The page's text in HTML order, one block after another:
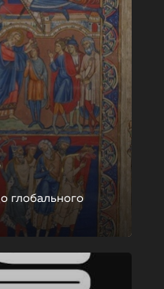
глобального